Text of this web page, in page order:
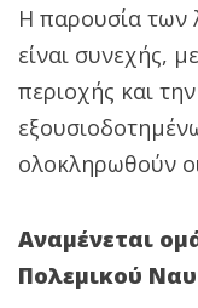
Η παρουσία των
είναι συνεχής,
περιοχής και
ολοκληρωθούν
Αναμένεται
Πολεμικού